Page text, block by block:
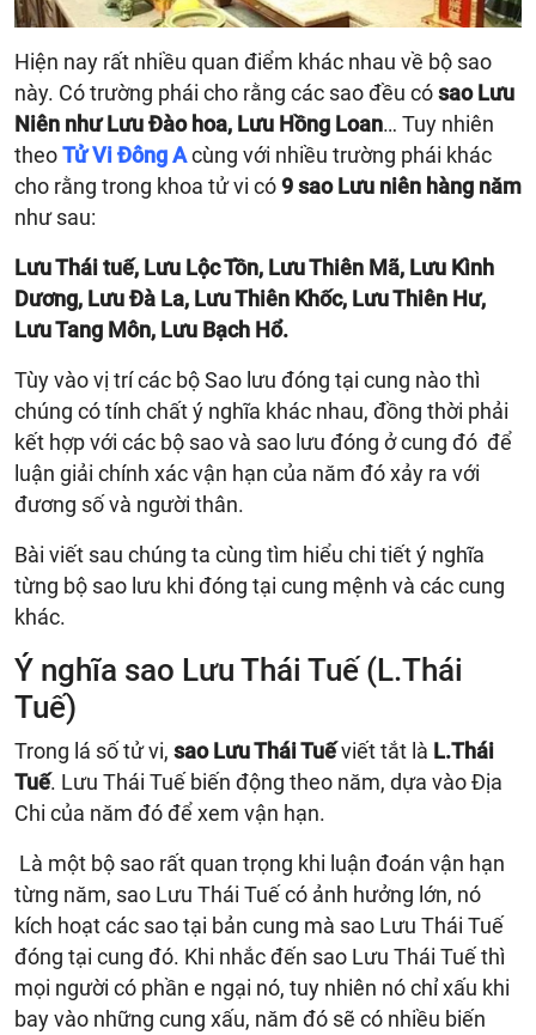
Hiện nay rất nhiều quan điểm khác nhau về bộ sao
này. Có trường phái cho rằng các sao đều cósao Lưu
Niên như Lưu Đào hoa, Lưu Hồng Loan… Tuy nhiên
theoTử Vi Đông Acùng với nhiều trường phái khác
cho rằng trong khoa tử vi có9 sao Lưu niên hàng năm
như sau:
Lưu Thái tuế, Lưu Lộc Tồn, Lưu Thiên Mã, Lưu Kình
Dương, Lưu Đà La, Lưu Thiên Khốc, Lưu Thiên Hư,
Lưu Tang Môn, Lưu Bạch Hổ.
Tùy vào vị trí các bộ Sao lưu đóng tại cung nào thì
chúng có tính chất ý nghĩa khác nhau, đồng thời phải
kết hợp với các bộ sao và sao lưu đóng ở cung đó để
luận giải chính xác vận hạn của năm đó xảy ra với
đương số và người thân.
Bài viết sau chúng ta cùng tìm hiểu chi tiết ý nghĩa
từng bộ sao lưu khi đóng tại cung mệnh và các cung
khác.
Ý nghĩa sao Lưu Thái Tuế (L.Thái
Tuế)
Trong lá số tử vi, sao Lưu Thái Tuếviết tắt là L.Thái
Tuế. Lưu Thái Tuế biến động theo năm, dựa vào Địa
Chi của năm đó để xem vận hạn.
Là một bộ sao rất quan trọng khi luận đoán vận hạn
từng năm, sao Lưu Thái Tuế có ảnh hưởng lớn, nó
kích hoạt các sao tại bản cung mà sao Lưu Thái Tuế
đóng tại cung đó. Khi nhắc đến sao Lưu Thái Tuế thì
mọi người có phần e ngại nó, tuy nhiên nó chỉ xấu khi
bay vào những cung xấu, năm đó sẽ có nhiều biến